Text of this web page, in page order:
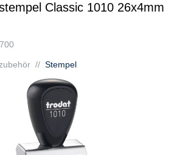
Classic 1010 26x4mm
// Stempel